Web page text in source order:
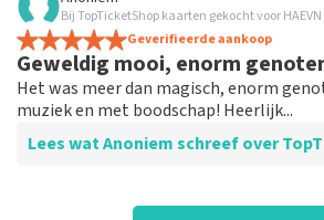
Goed
Bij TopTicketShop kaarten gekocht voor
Geverifieerde aankoop
Geweldig mooi, enorm
Het was meer dan magisch, enorm
muziek en met boodschap! Heerlijk...
Lees wat Anoniem schreef over
Beoordeling van Anoniem over